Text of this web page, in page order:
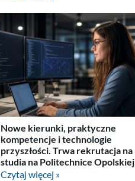
Nowe kierunki, praktyczne
kompetencje i technologie
przyszłości. Trwa rekrutacja na
studia na Politechnice Opolskiej
Czytaj więcej »